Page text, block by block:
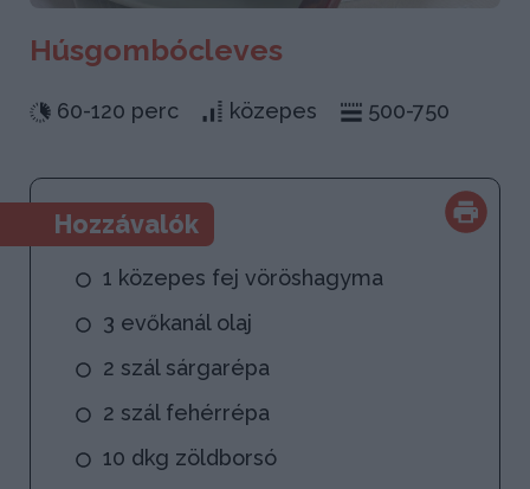
Húsgombócleves
60-120 perc közepes 500-750
Hozzávalók
1 közepes fej vöröshagyma
3 evőkanál olaj
2 szál sárgarépa
2 szál fehérrépa
10 dkg zöldborsó